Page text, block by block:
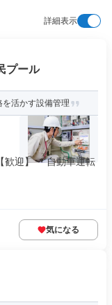
詳細表示
プール
を活かす設備管理
歓迎】 ・自動車運転
気になる